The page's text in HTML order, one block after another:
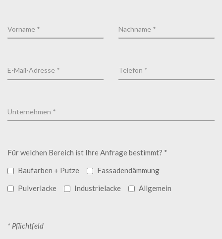
Für welchen Bereich ist Ihre Anfrage bestimmt? *
Baufarben + Putze
Fassadendämmung
Pulverlacke
Industrielacke Allgemein
* Pflichtfeld